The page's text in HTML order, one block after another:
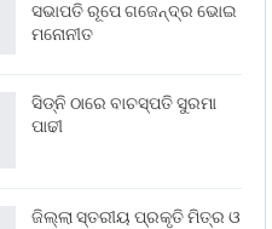
ସଭାପତି ରୂପେ ଗଜେନ୍ଦ୍ର ଭୋଇ
ମନୋନୀତ
ସିଡ୍‌ନି ଠାରେ ବାଚସ୍ପତି ସୁରମା
ପାଢୀ
ଜିଲ୍ଲା ସ୍ତରୀୟ ପ୍ରକୃତି ମିତ୍ର ଓ